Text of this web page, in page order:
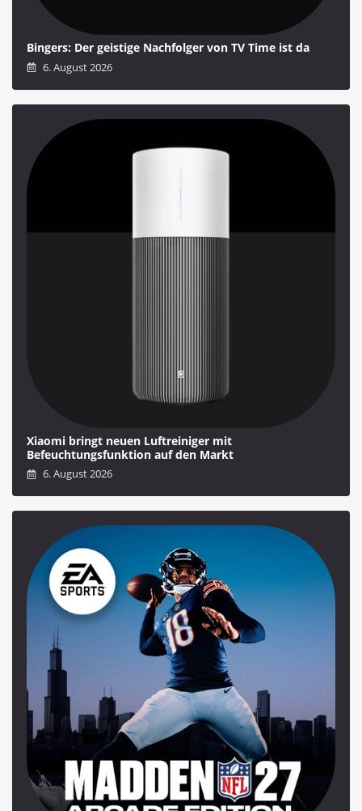
Bingers: Der geistige Nachfolger von TV Time ist da
6. August 2026
Xiaomi bringt neuen Luftreiniger mit
Befeuchtungsfunktion auf den Markt
6. August 2026